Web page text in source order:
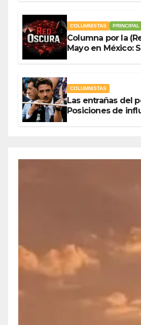
COLUMNISTAS PRINCIPAL
Columna por la
Mayo en México:
COLUMNISTAS
Las entrañas del
Posiciones de